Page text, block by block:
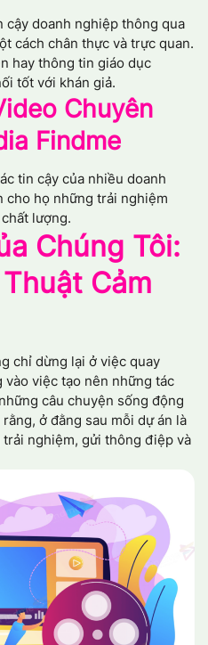
doanh nghiệp thông qua
cách chân thực và trực quan.
hay thông tin giáo dục
tốt với khán giả.
Chuyên
Findme
tin cậy của nhiều doanh
cho họ những trải nghiệm
lượng.
Chúng Tôi:
Cảm
chỉ dừng lại ở việc quay
việc tạo nên những tác
câu chuyện sống động
ở đằng sau mỗi dự án là
nghiệm, gửi thông điệp và